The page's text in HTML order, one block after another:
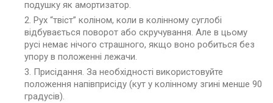
подушку як амортизатор.
Рух “твіст” коліном, коли в колінному суглобі
відбувається поворот або скручування. Але в цьому
русі немає нічого страшного, якщо воно робиться без
упору в положенні лежачи.
Присідання. За необхідності використовуйте
положення напівприсіду (кут у колінному згині менше 90
градусів).